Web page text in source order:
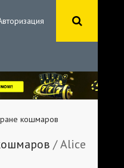
кошмаров
/ Alice